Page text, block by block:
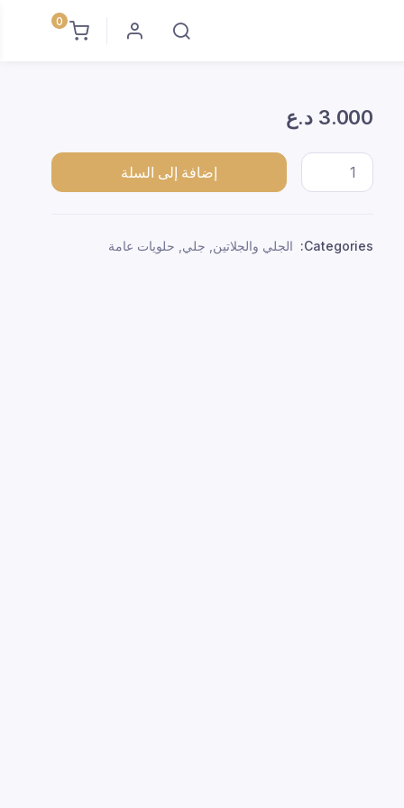
0
3.000 د.ع
جلي قلب صغير *30 quantity
إضافة إلى السلة
Categories: الجلي والجلاتين جلي حلويات عامة